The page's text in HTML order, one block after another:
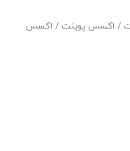
/ اکسس پوینت / اکسس